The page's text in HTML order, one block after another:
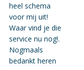
heel schema
voor mij uit!
Waar vind je die
service nu nog!.
Nogmaals
bedankt heren